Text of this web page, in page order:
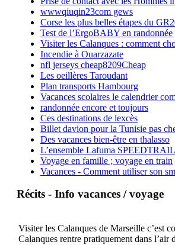
wwwqiuqin23com gews
Corse les plus belles étapes du
Test de l’ErgoBABY en randonnée
Visiter les Calanques : comment
Incendie à Ouarzazate
nfl jerseys cheap8209Cheap
Les oeillères Taroudant
Plan transports Hambourg
Vacances scolaires le calendrier
randonnée encore et toujours
Ces destinations de lexcès
Billet davion pour la Tunisie pas
Des vacances bien-être en thalasso
L’ensemble Lafuma
Voyage en famille ; voyage en train
Vacances - Comment utiliser son
Récits - Info vacances / voyage
Visiter les Calanques de Marseille c’est
Calanques rentre pratiquement dans